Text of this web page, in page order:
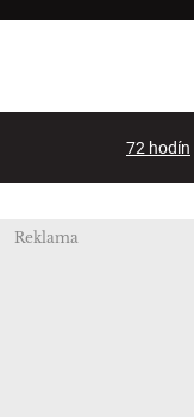
72 hodín
Reklama